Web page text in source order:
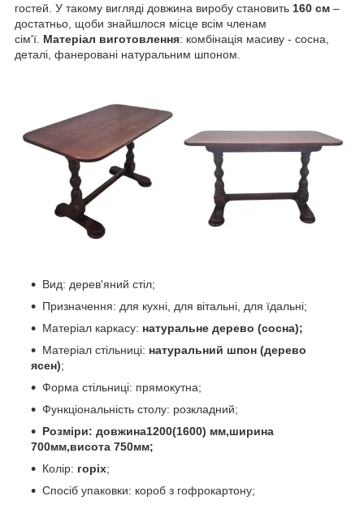
гостей. У такому вигляді довжина виробу становить 160 см –
достатньо, щоби знайшлося місце всім членам
сім'ї. Матеріал виготовлення: комбінація масиву - сосна,
деталі, фанеровані натуральним шпоном.
Вид: дерев'яний стіл;
Призначення: для кухні, для вітальні, для їдальні;
Матеріал каркасу: натуральне дерево (сосна);
Матеріал стільниці: натуральний шпон (дерево
ясен);
Форма стільниці: прямокутна;
Функціональність столу: розкладний;
Розміри: довжина1200(1600) мм,ширина
700мм,висота 750мм;
Колір: горіх;
Спосіб упаковки: короб з гофрокартону;